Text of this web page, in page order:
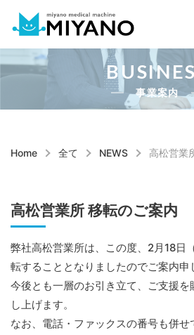
事業案内
Home 全て NEWS 高松営業
高松営業所 移転のご案内
弊社高松営業所は、この度、2月18日
転することとなりましたのでご案内申
今後とも一層のお引き立て、ご支援を
し上げます。
なお、電話・ファックスの番号も併せ